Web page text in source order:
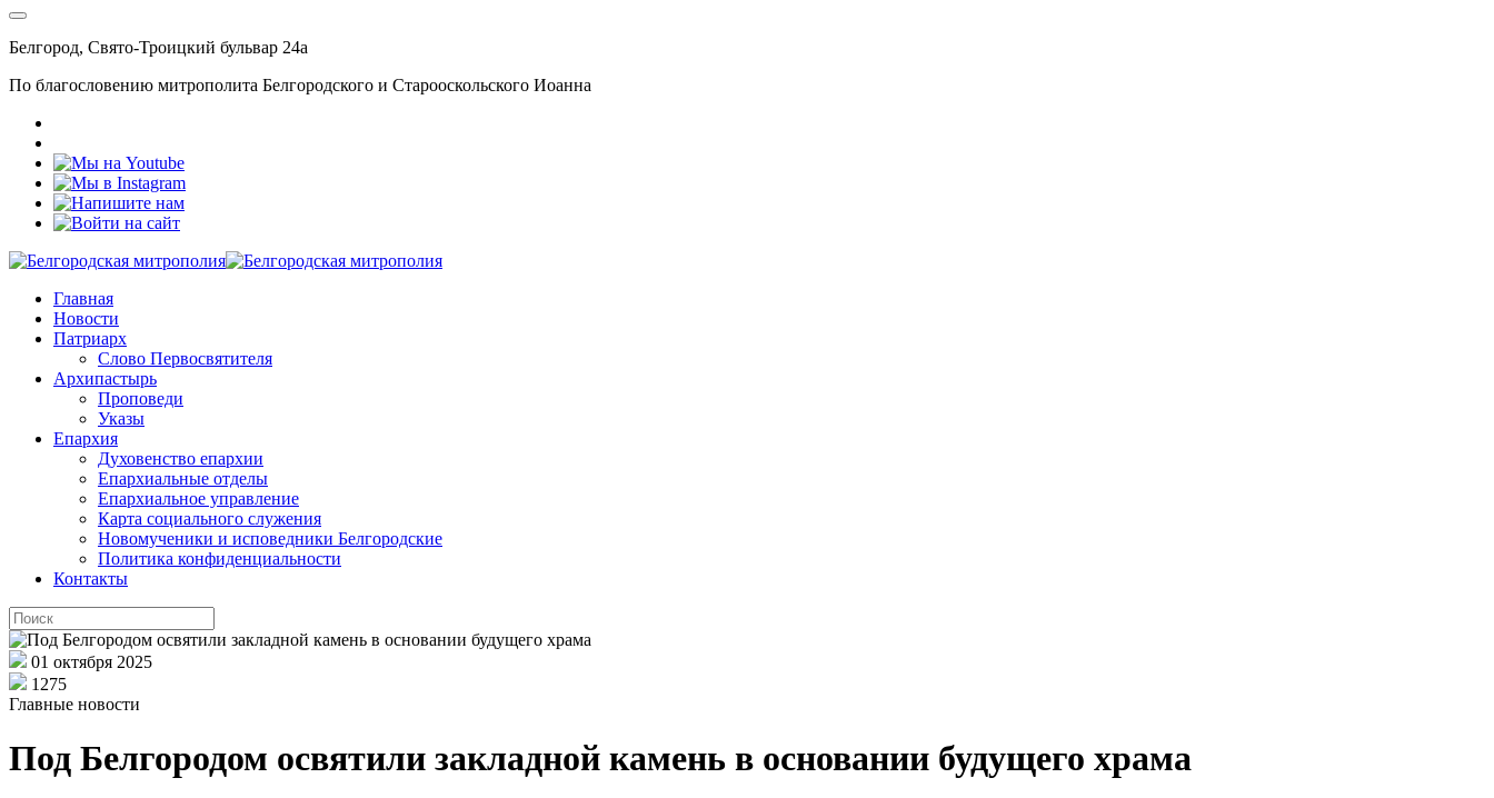
Белгород, Свято-Троицкий бульвар 24а
По благословению митрополита Белгородского и Старооскольского Иоанна
Главная
Новости
Патриарх
Слово Первосвятителя
Архипастырь
Проповеди
Указы
Епархия
Духовенство епархии
Епархиальные отделы
Епархиальное управление
Карта социального служения
Новомученики и исповедники Белгородские
Политика конфиденциальности
Контакты
01 октября 2025
1275
Главные новости
Под Белгородом освятили закладной камень в основании будущего храма